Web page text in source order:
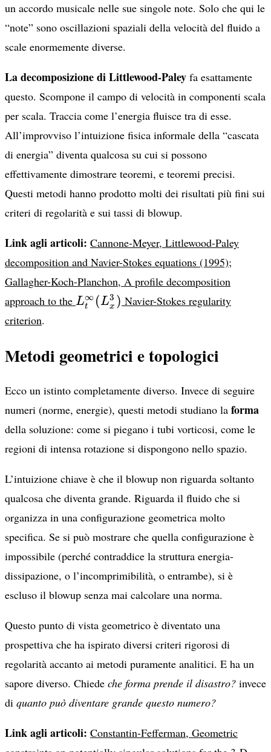
un accordo musicale nelle sue singole note. Solo che qui le
“note” sono oscillazioni spaziali della velocità del fluido a
scale enormemente diverse.
La decomposizione di Littlewood-Paley fa esattamente
questo. Scompone il campo di velocità in componenti scala
per scala. Traccia come l’energia fluisce tra di esse.
All’improvviso l’intuizione fisica informale della “cascata
di energia” diventa qualcosa su cui si possono
effettivamente dimostrare teoremi, e teoremi precisi.
Questi metodi hanno prodotto molti dei risultati più fini sui
criteri di regolarità e sui tassi di blowup.
Link agli articoli: Cannone-Meyer, Littlewood-Paley
decomposition and Navier-Stokes equations (1995);
Gallagher-Koch-Planchon, A profile decomposition
approach to the L^\infty_t(L^3_x)
Lt
∞ (Lx
3 ) Navier-Stokes regularity
criterion.
Metodi geometrici e topologici
Ecco un istinto completamente diverso. Invece di seguire
numeri (norme, energie), questi metodi studiano la forma
della soluzione: come si piegano i tubi vorticosi, come le
regioni di intensa rotazione si dispongono nello spazio.
L’intuizione chiave è che il blowup non riguarda soltanto
qualcosa che diventa grande. Riguarda il fluido che si
organizza in una configurazione geometrica molto
specifica. Se si può mostrare che quella configurazione è
impossibile (perché contraddice la struttura energia-
dissipazione, o l’incomprimibilità, o entrambe), si è
escluso il blowup senza mai calcolare una norma.
Questo punto di vista geometrico è diventato una
prospettiva che ha ispirato diversi criteri rigorosi di
regolarità accanto ai metodi puramente analitici. E ha un
sapore diverso. Chiede che forma prende il disastro? invece
di quanto può diventare grande questo numero?
Link agli articoli: Constantin-Fefferman, Geometric